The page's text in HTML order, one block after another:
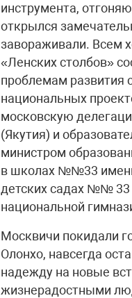
инструмента,
открылся
завораживали. Всем
«Ленских столбов»
проблемам развития
национальных
московскую
(Якутия) и
министром
в школах №№33 имени
детских садах №№ 33
национальной
Москвичи покидали
Олонхо, навсегда
надежду на новые
жизнерадостными